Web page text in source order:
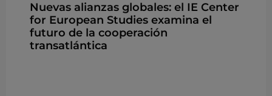
Nuevas alianzas globales: el IE Center
for European Studies examina el
futuro de la cooperación
transatlántica